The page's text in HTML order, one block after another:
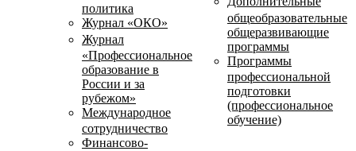
политика
Журнал «ОКО»
Журнал
«Профессиональное
образование в
России и за
рубежом»
Международное
сотрудничество
Финансово-
общеобразовательные
общеразвивающие
программы
Программы
профессиональной
подготовки
(профессиональное
обучение)